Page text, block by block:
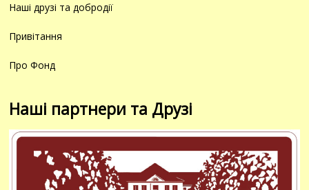
Наші друзі та добродії
Привітання
Про Фонд
Наші партнери та Друзі